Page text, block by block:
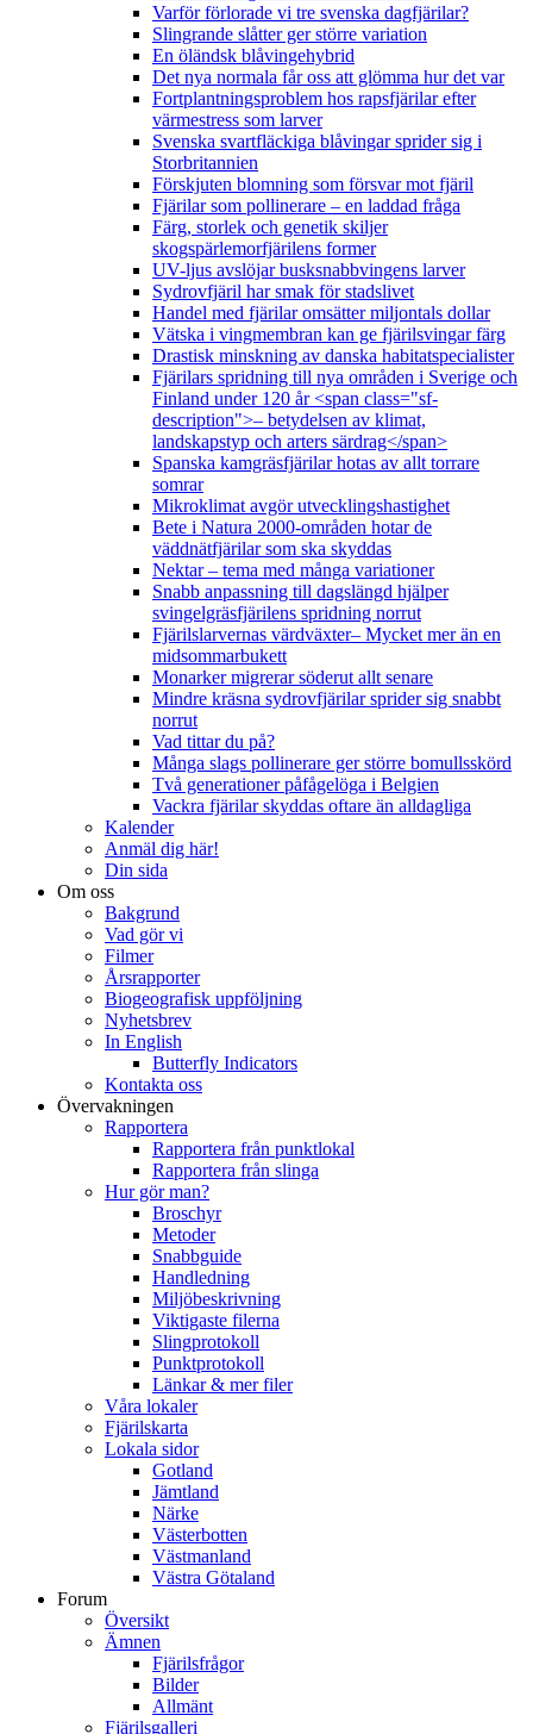
Varför förlorade vi tre svenska dagfjärilar?
Slingrande slåtter ger större variation
En öländsk blåvingehybrid
Det nya normala får oss att glömma hur det var
Fortplantningsproblem hos rapsfjärilar efter
värmestress som larver
Svenska svartfläckiga blåvingar sprider sig i
Storbritannien
Förskjuten blomning som försvar mot fjäril
Fjärilar som pollinerare – en laddad fråga
Färg, storlek och genetik skiljer
skogspärlemorfjärilens former
UV-ljus avslöjar busksnabbvingens larver
Sydrovfjäril har smak för stadslivet
Handel med fjärilar omsätter miljontals dollar
Vätska i vingmembran kan ge fjärilsvingar färg
Drastisk minskning av danska habitatspecialister
Fjärilars spridning till nya områden i Sverige och
Finland under 120 år <span class="sf-
description">– betydelsen av klimat,
landskapstyp och arters särdrag</span>
Spanska kamgräsfjärilar hotas av allt torrare
somrar
Mikroklimat avgör utvecklingshastighet
Bete i Natura 2000-områden hotar de
väddnätfjärilar som ska skyddas
Nektar – tema med många variationer
Snabb anpassning till dagslängd hjälper
svingelgräsfjärilens spridning norrut
Fjärilslarvernas värdväxter– Mycket mer än en
midsommarbukett
Monarker migrerar söderut allt senare
Mindre kräsna sydrovfjärilar sprider sig snabbt
norrut
Vad tittar du på?
Många slags pollinerare ger större bomullsskörd
Två generationer påfågelöga i Belgien
Vackra fjärilar skyddas oftare än alldagliga
Kalender
Anmäl dig här!
Din sida
Om oss
Bakgrund
Vad gör vi
Filmer
Årsrapporter
Biogeografisk uppföljning
Nyhetsbrev
In English
Butterfly Indicators
Kontakta oss
Övervakningen
Rapportera
Rapportera från punktlokal
Rapportera från slinga
Hur gör man?
Broschyr
Metoder
Snabbguide
Handledning
Miljöbeskrivning
Viktigaste filerna
Slingprotokoll
Punktprotokoll
Länkar & mer filer
Våra lokaler
Fjärilskarta
Lokala sidor
Gotland
Jämtland
Närke
Västerbotten
Västmanland
Västra Götaland
Forum
Översikt
Ämnen
Fjärilsfrågor
Bilder
Allmänt
Fjärilsgalleri